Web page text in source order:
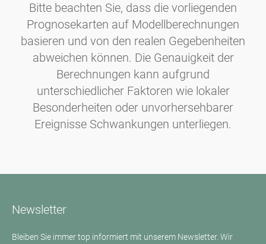
Bitte beachten Sie, dass die vorliegenden
Prognosekarten auf Modellberechnungen
basieren und von den realen Gegebenheiten
abweichen können. Die Genauigkeit der
Berechnungen kann aufgrund
unterschiedlicher Faktoren wie lokaler
Besonderheiten oder unvorhersehbarer
Ereignisse Schwankungen unterliegen.
Newsletter
Bleiben Sie immer top informiert mit unserem Newsletter. Wir